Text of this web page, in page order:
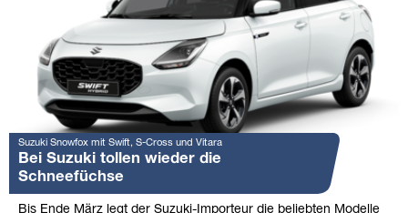
Suzuki Snowfox mit Swift, S-Cross und Vitara
Bei Suzuki tollen wieder die
Schneefüchse
Bis Ende März legt der Suzuki-Importeur die beliebten Modelle